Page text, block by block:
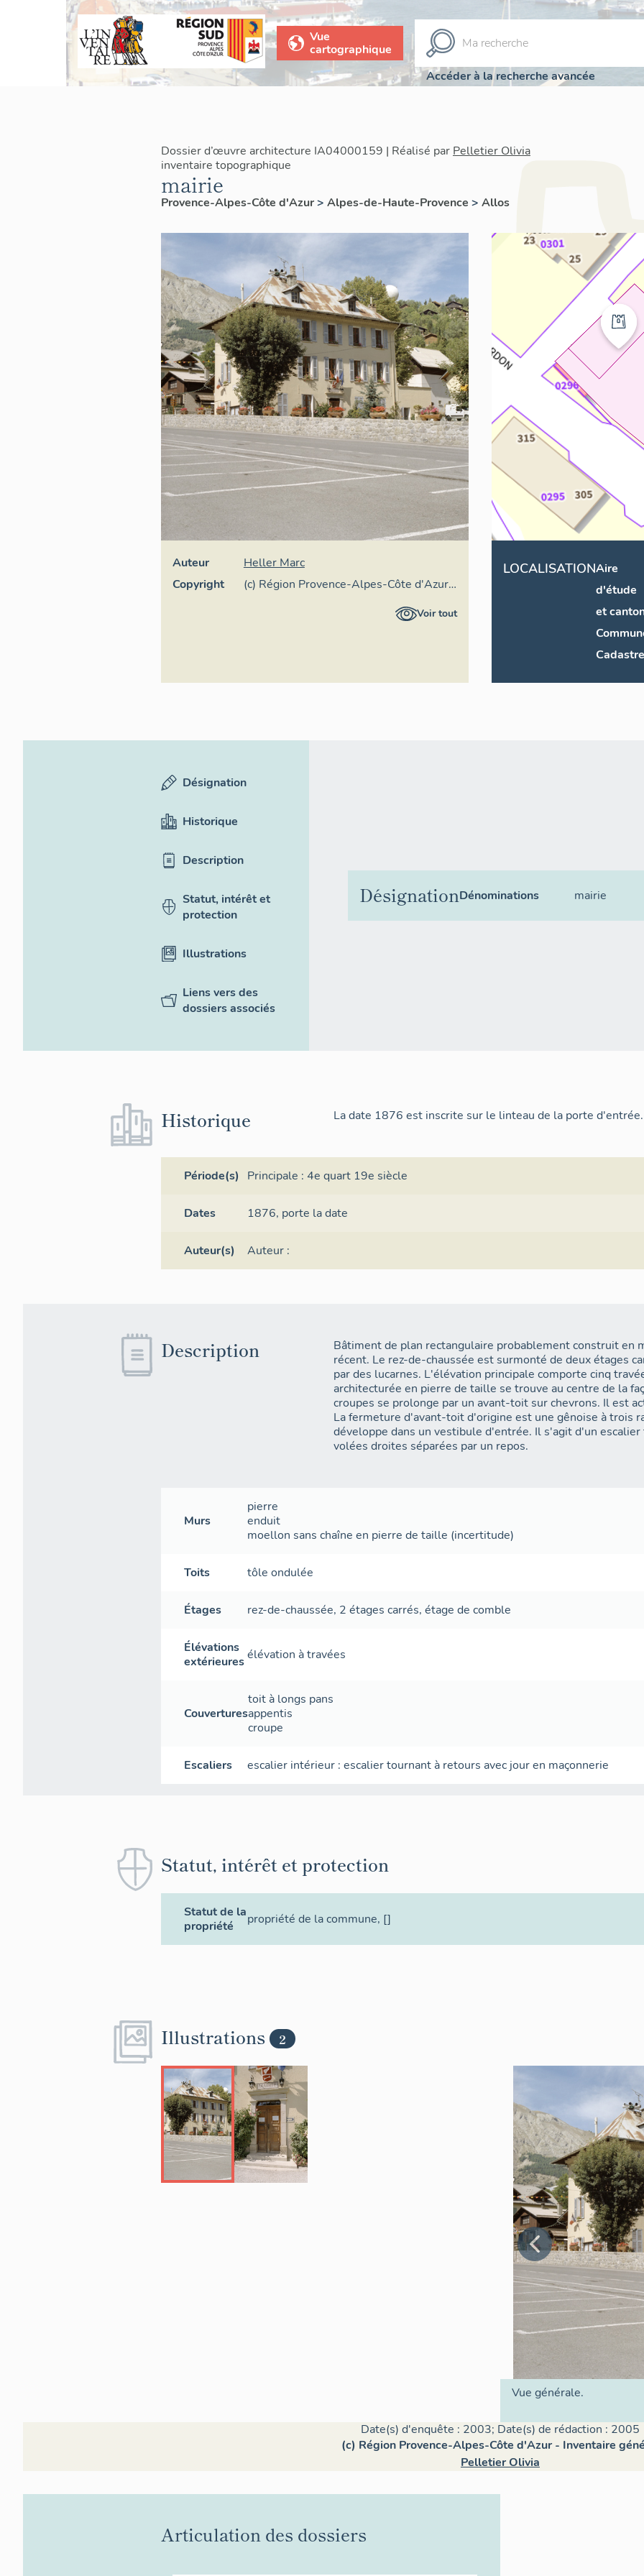
Vue
cartographique
Accéder à la recherche avancée
Dossier d’œuvre architecture IA04000159 | Réalisé par Pelletier Olivia
inventaire topographique
mairie
Provence-Alpes-Côte d'Azur> Alpes-de-Haute-Provence > Allos
Auteur
Heller Marc
Copyright
(c) Région Provence-Alpes-Côte d'Azur -
Voir tout
LOCALISATIONAire
d'étude
et
Cadastre
Désignation
Historique
Description
Statut, intérêt et
protection
Illustrations
Liens vers des
dossiers associés
DésignationDénominations mairie
Historique La date 1876 est inscrite sur le linteau de la porte d'entrée.
Période(s) Principale : 4e quart 19e siècle
Dates 1876, porte la date
Auteur(s) Auteur :
Description
Bâtiment de plan rectangulaire probablement construit en
récent. Le rez-de-chaussée est surmonté de deux étages
par des lucarnes. L'élévation principale comporte cinq
architecturée en pierre de taille se trouve au centre de la
croupes se prolonge par un avant-toit sur chevrons. Il est
La fermeture d'avant-toit d'origine est une gênoise à trois
développe dans un vestibule d'entrée. Il s'agit d'un
volées droites séparées par un repos.
Murs
pierre
enduit
moellon sans chaîne en pierre de taille (incertitude)
Toits tôle ondulée
Étages rez-de-chaussée, 2 étages carrés, étage de comble
Élévations
extérieuresélévation à travées
Couvertures
toit à longs pans
appentis
croupe
Escaliers escalier intérieur : escalier tournant à retours avec jouren maçonnerie
Statut, intérêt et protection
Statut de la
propriété
propriété de la commune, []
Illustrations 2
Vue générale.
Date(s) d'enquête : 2003; Date(s) de rédaction : 2005
(c) Région Provence-Alpes-Côte d'Azur - Inventaire
Pelletier Olivia
Articulation des dossiers